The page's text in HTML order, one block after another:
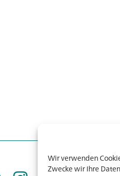
Wir verwenden
Zwecke wir Ihre